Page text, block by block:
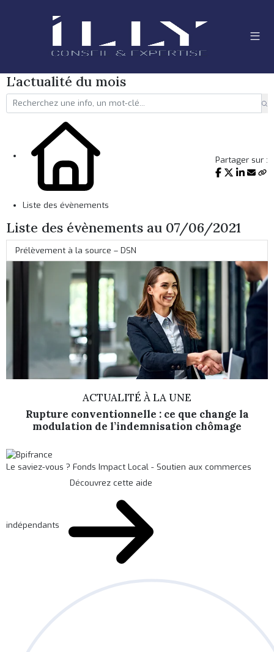
L'actualité du mois
Liste des évènements
Partager sur :
Liste des évènements au 07/06/2021
Prélèvement à la source – DSN
ACTUALITÉ À LA UNE
Rupture conventionnelle : ce que change la
modulation de l’indemnisation chômage
Le saviez-vous ?Fonds Impact Local - Soutien aux commerces
indépendants
Découvrez cette aide